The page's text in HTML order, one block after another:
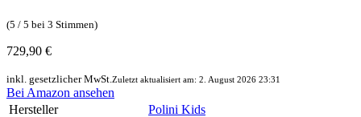
(5 / 5 bei 3 Stimmen)
729,90 €
inkl. gesetzlicher MwSt. Zuletzt aktualisiert am: 2. August 2026 23:31
Bei Amazon ansehen
Hersteller
Polini Kids